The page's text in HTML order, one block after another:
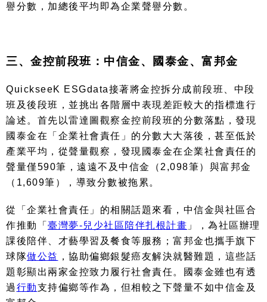
譽分數，加總後平均即為企業聲譽分數。
三、金控前段班：中信金、國泰金、富邦金
QuickseeK ESGdata接著將金控拆分成前段班、中段
班及後段班，並挑出各階層中表現差距較大的指標進行
論述。首先以雷達圖觀察金控前段班的分數落點，發現
國泰金在「企業社會責任」的分數大大落後，甚至低於
產業平均，從聲量觀察，發現國泰金在企業社會責任的
聲量僅590筆，遠遠不及中信金（ 2,098筆）與富邦金
（ 1,609筆），導致分數被拖累。
從「企業社會責任」的相關話題來看，中信金與社區合
作推動「 臺灣夢-兒少社區陪伴扎根計畫 」，為社區辦理
課後陪伴、才藝學習及餐食等服務；富邦金也攜手旗下
球隊做公益 ，協助偏鄉銀髮癌友解決就醫難題，這些話
題彰顯出兩家金控致力履行社會責任。國泰金雖也有透
過 行動支持偏鄉等作為，但相較之下聲量不如中信金及